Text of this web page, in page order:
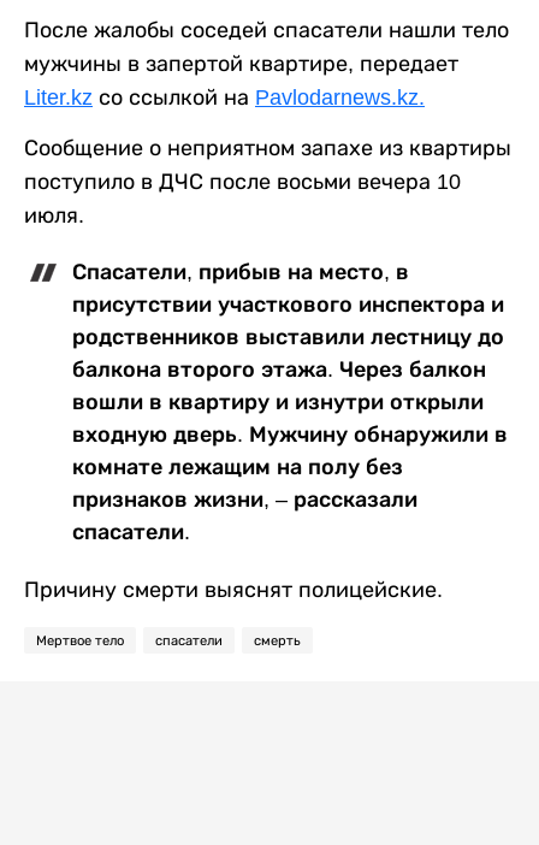
После жалобы соседей спасатели нашли тело
мужчины в запертой квартире, передает
Liter.kz со ссылкой на Pavlodarnews.kz.
Сообщение о неприятном запахе из квартиры
поступило в ДЧС после восьми вечера 10
июля.
Спасатели, прибыв на место, в
присутствии участкового инспектора и
родственников выставили лестницу до
балкона второго этажа. Через балкон
вошли в квартиру и изнутри открыли
входную дверь. Мужчину обнаружили в
комнате лежащим на полу без
признаков жизни, – рассказали
спасатели.
Причину смерти выяснят полицейские.
Мертвое тело спасатели смерть